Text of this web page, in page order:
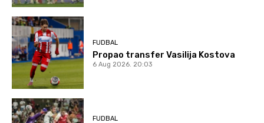
FUDBAL
Propao transfer Vasilija Kostova
6 Aug 2026. 20:03
FUDBAL